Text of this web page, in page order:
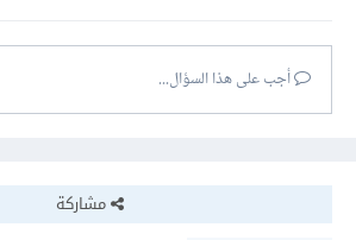
أجب على هذا السؤال...
مشاركة